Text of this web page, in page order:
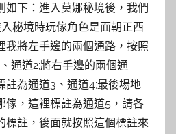
如下：進入莫娜秘境後，我們
秘境時玩傢角色是面朝正西
我將左手邊的兩個通路，按照
通道2;將右手邊的兩個通
註為通道3、通道4;最後場地
傢，這裡標註為通道5，請各
標註，後面就按照這個標註來